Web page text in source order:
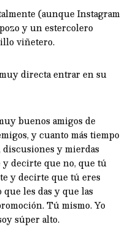
(aunque Instagram
y un estercolero
viñetero.
directa entrar en su
buenos amigos de
y cuanto más tiempo
discusiones y mierdas
y decirte que no, que tú
y decirte que tú eres
les das y que las
Tú mismo. Yo
súper alto.